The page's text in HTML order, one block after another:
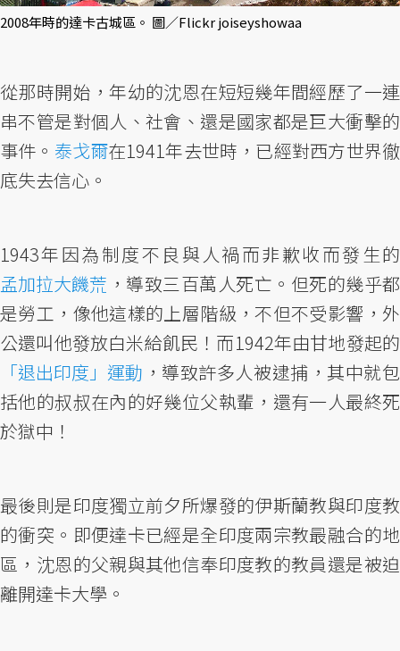
2008年時的達卡古城區。 圖／Flickr joiseyshowaa
從那時開始，年幼的沈恩在短短幾年間經歷了一連
串不管是對個人、社會、還是國家都是巨大衝擊的
事件。 泰戈爾在1941年去世時，已經對西方世界徹
底失去信心。
1943年因為制度不良與人禍而非歉收而發生的
孟加拉大饑荒 ，導致三百萬人死亡。但死的幾乎都
是勞工，像他這樣的上層階級，不但不受影響，外
公還叫他發放白米給飢民！而1942年由甘地發起的
「退出印度」運動 ，導致許多人被逮捕，其中就包
括他的叔叔在內的好幾位父執輩，還有一人最終死
於獄中！
最後則是印度獨立前夕所爆發的伊斯蘭教與印度教
的衝突。即便達卡已經是全印度兩宗教最融合的地
區，沈恩的父親與其他信奉印度教的教員還是被迫
離開達卡大學。